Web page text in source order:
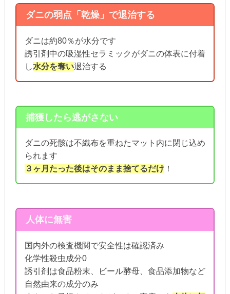
ダニの弱点「乾燥」で退治する
ダニは約80％が水分です
誘引剤中の吸湿性セラミックがダニの体表に付着
し水分を奪い退治する
捕獲したら逃がさない
ダニの死骸は不織布を重ねたマット内に閉じ込め
られます
３ヶ月たった後はそのまま捨てるだけ！
人体に無害
国内外の検査機関で安全性は確認済み
化学性殺虫成分0
誘引剤は食品粉末、ビール酵母、食品添加物など
自然由来の成分のみ